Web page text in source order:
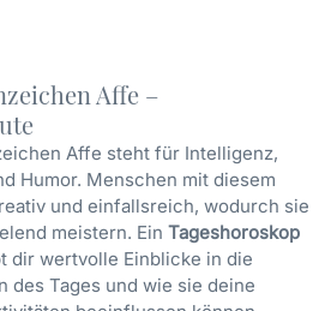
Affe –
Affe steht für Intelligenz,
Humor. Menschen mit diesem
und einfallsreich, wodurch sie
meistern. Ein Tageshoroskop
dir wertvolle Einblicke in die
des Tages und wie sie deine